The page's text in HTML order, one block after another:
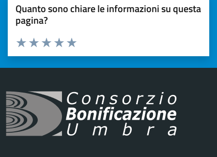
Quanto sono chiare le informazioni su questa
pagina?
Valuta 5 stelle su 5
Valuta 4 stelle su 5
Valuta 3 stelle su 5
Valuta 2 stelle su 5
Valuta 1 stelle su 5